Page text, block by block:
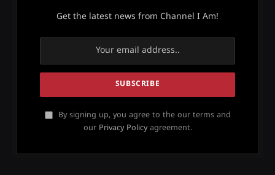
Get the latest news from Channel I Am!
By signing up, you agree to the our terms and
our Privacy Policyagreement.